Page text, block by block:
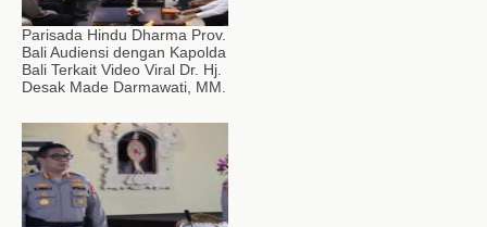
Parisada Hindu Dharma Prov.
Bali Audiensi dengan Kapolda
Bali Terkait Video Viral Dr. Hj.
Desak Made Darmawati, MM.